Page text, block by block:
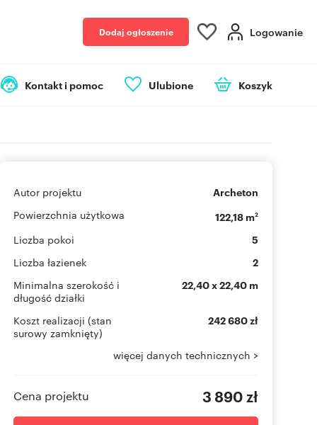
Dodaj ogłoszenie Logowanie
Kontakt i pomoc Ulubione Koszyk
Autor projektu Archeton
Powierzchnia użytkowa 122,18 m2
Liczba pokoi 5
Liczba łazienek 2
Minimalna szerokość i
długość działki
22,40 x 22,40 m
Koszt realizacji (stan
surowy zamknięty)
242 680 zł
więcej danych technicznych >
Cena projektu 3 890 zł